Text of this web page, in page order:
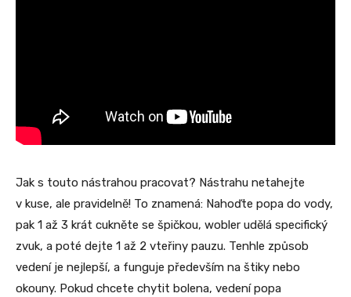
Jak s touto nástrahou pracovat? Nástrahu netahejte
v kuse, ale pravidelně! To znamená: Nahoďte popa do vody,
pak 1 až 3 krát cukněte se špičkou, wobler udělá specifický
zvuk, a poté dejte 1 až 2 vteřiny pauzu. Tenhle způsob
vedení je nejlepší, a funguje především na štiky nebo
okouny. Pokud chcete chytit bolena, vedení popa